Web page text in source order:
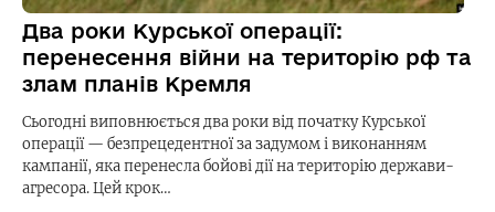
Два роки Курської операції:
перенесення війни на територію рф та
злам планів Кремля
Сьогодні виповнюється два роки від початку Курської
операції — безпрецедентної за задумом і виконанням
кампанії, яка перенесла бойові дії на територію держави-
агресора. Цей крок…